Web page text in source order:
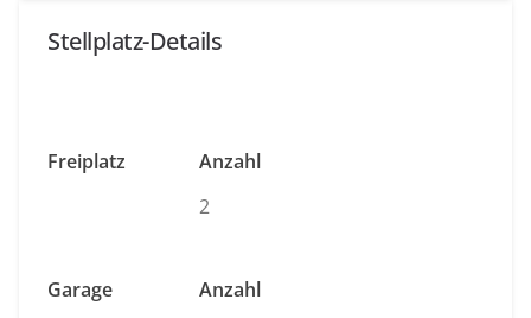
Stellplatz-Details
Freiplatz
Anzahl
2
Garage
Anzahl